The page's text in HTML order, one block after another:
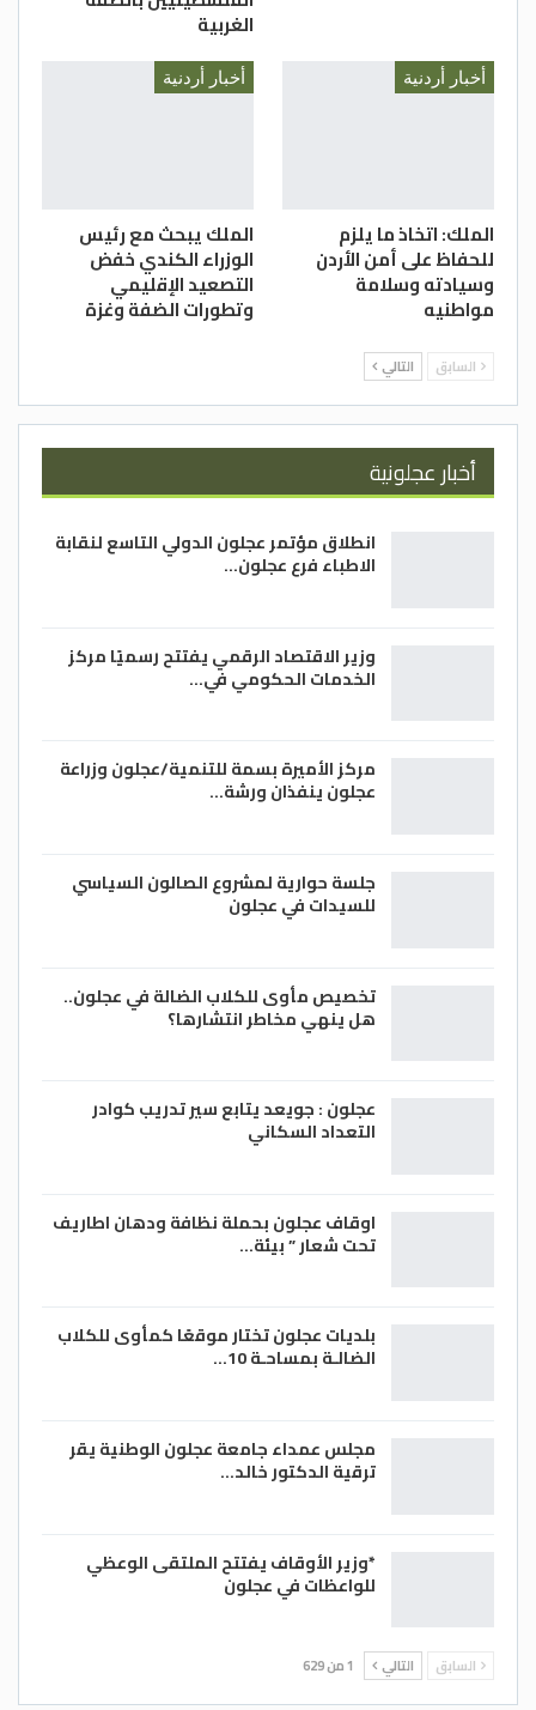
الغربية
أخبار أردنية
الملك: اتخاذ ما يلزم
للحفاظ على أمن الأردن
وسيادته وسلامة
مواطنيه
أخبار أردنية
الملك يبحث مع رئيس
الوزراء الكندي خفض
التصعيد الإقليمي
وتطورات الضفة وغزة
السابق التالي
أخبار عجلونية
انطلاق مؤتمر عجلون الدولي التاسع لنقابة
الاطباء فرع عجلون…
وزير الاقتصاد الرقمي يفتتح رسميًا مركز
الخدمات الحكومي في…
مركز الأميرة بسمة للتنمية/عجلون وزراعة
عجلون ينفذان ورشة…
جلسة حوارية لمشروع الصالون السياسي
للسيدات في عجلون
تخصيص مأوى للكلاب الضالة في عجلون..
هل ينهي مخاطر انتشارها؟
عجلون : جويعد يتابع سير تدريب كوادر
التعداد السكاني
اوقاف عجلون بحملة نظافة ودهان اطاريف
تحت شعار ” بيئة…
بلديات عجلون تختار موقعًا كمأوى للكلاب
الضالـة بمساحـة 10…
مجلس عمداء جامعة عجلون الوطنية يقر
ترقية الدكتور خالد…
*وزير الأوقاف يفتتح الملتقى الوعظي
للواعظات في عجلون
السابق التالي 1 من 629